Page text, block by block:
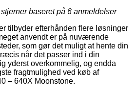
baseret på 6 anmeldelser
tilbyder efterhånden flere løsninger
anvendt er på nuværende
som gør det muligt at hente din
når det passer ind i din
yderst overkommelig, og endda
fragtmulighed ved køb af
– 640X Moonstone.